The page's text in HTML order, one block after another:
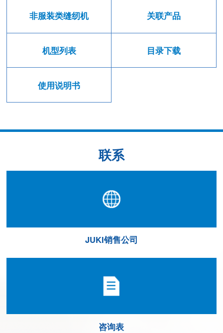
非服装类缝纫机 关联产品
机型列表 目录下载
使用说明书
联系
JUKI销售公司
咨询表